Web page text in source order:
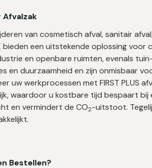
Afvalzak
van cosmetisch afval, sanitair
bieden een uitstekende oplossing
en openbare ruimten, evenals
en duurzaamheid en zijn onmisbaar
uw werkprocessen met FIRST PLUS
waardoor u kostbare tijd bespaart bij
en vermindert de CO2-uitstoot.
Bestellen?